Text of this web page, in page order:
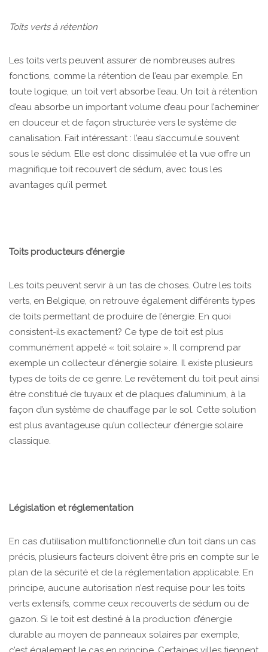
Toits verts à rétention
Les toits verts peuvent assurer de nombreuses autres
fonctions, comme la rétention de l’eau par exemple. En
toute logique, un toit vert absorbe l’eau. Un toit à rétention
d’eau absorbe un important volume d’eau pour l’acheminer
en douceur et de façon structurée vers le système de
canalisation. Fait intéressant : l’eau s’accumule souvent
sous le sédum. Elle est donc dissimulée et la vue offre un
magnifique toit recouvert de sédum, avec tous les
avantages qu’il permet.
Toits producteurs d’énergie
Les toits peuvent servir à un tas de choses. Outre les toits
verts, en Belgique, on retrouve également différents types
de toits permettant de produire de l’énergie. En quoi
consistent-ils exactement? Ce type de toit est plus
communément appelé « toit solaire ». Il comprend par
exemple un collecteur d’énergie solaire. Il existe plusieurs
types de toits de ce genre. Le revêtement du toit peut ainsi
être constitué de tuyaux et de plaques d’aluminium, à la
façon d’un système de chauffage par le sol. Cette solution
est plus avantageuse qu’un collecteur d’énergie solaire
classique.
Législation et réglementation
En cas d’utilisation multifonctionnelle d’un toit dans un cas
précis, plusieurs facteurs doivent être pris en compte sur le
plan de la sécurité et de la réglementation applicable. En
principe, aucune autorisation n’est requise pour les toits
verts extensifs, comme ceux recouverts de sédum ou de
gazon. Si le toit est destiné à la production d’énergie
durable au moyen de panneaux solaires par exemple,